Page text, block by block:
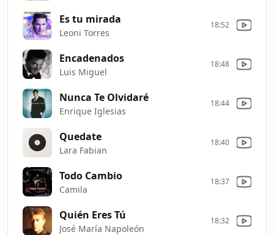
Es tu mirada
Leoni Torres
18:52
Encadenados
Luis Miguel
18:48
Nunca Te Olvidaré
Enrique Iglesias
18:44
Quedate
Lara Fabian
18:40
Todo Cambio
Camila
18:37
Quién Eres Tú
José María Napoleón
18:32